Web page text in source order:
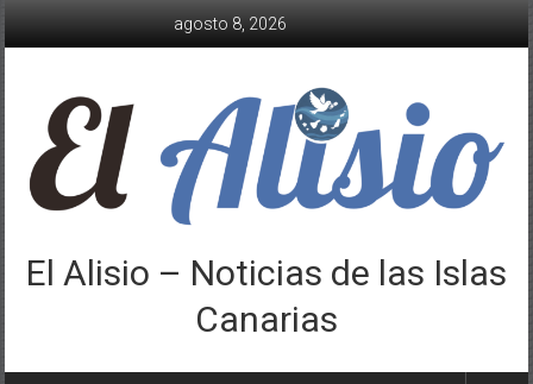
agosto 8, 2026
El Alisio – Noticias de las Islas
Canarias